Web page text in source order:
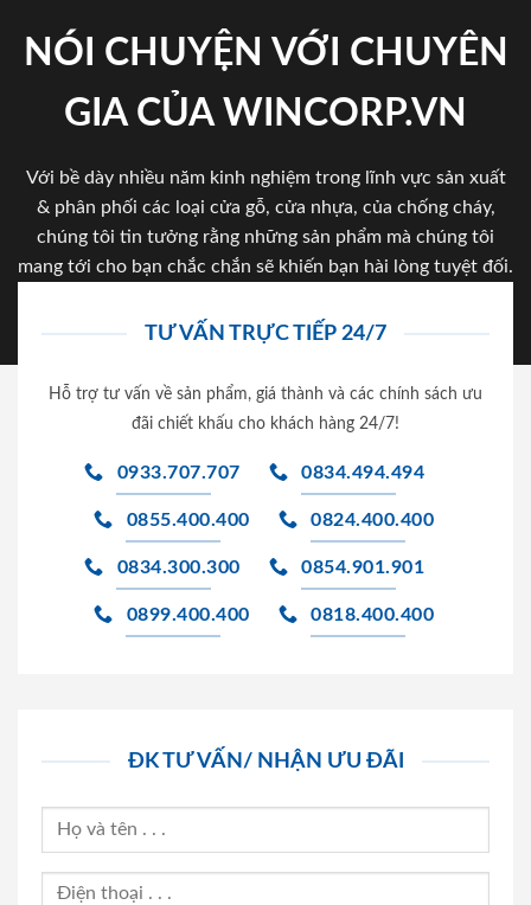
NÓI CHUYỆN VỚI CHUYÊN
GIA CỦA WINCORP.VN
Với bề dày nhiều năm kinh nghiệm trong lĩnh vực sản xuất
& phân phối các loại cửa gỗ, cửa nhựa, của chống cháy,
chúng tôi tin tưởng rằng những sản phẩm mà chúng tôi
mang tới cho bạn chắc chắn sẽ khiến bạn hài lòng tuyệt đối.
TƯ VẤN TRỰC TIẾP 24/7
Hỗ trợ tư vấn về sản phẩm, giá thành và các chính sách ưu
đãi chiết khấu cho khách hàng 24/7!
0933.707.707 0834.494.494
0855.400.400 0824.400.400
0834.300.300 0854.901.901
0899.400.400 0818.400.400
ĐK TƯ VẤN/ NHẬN ƯU ĐÃI